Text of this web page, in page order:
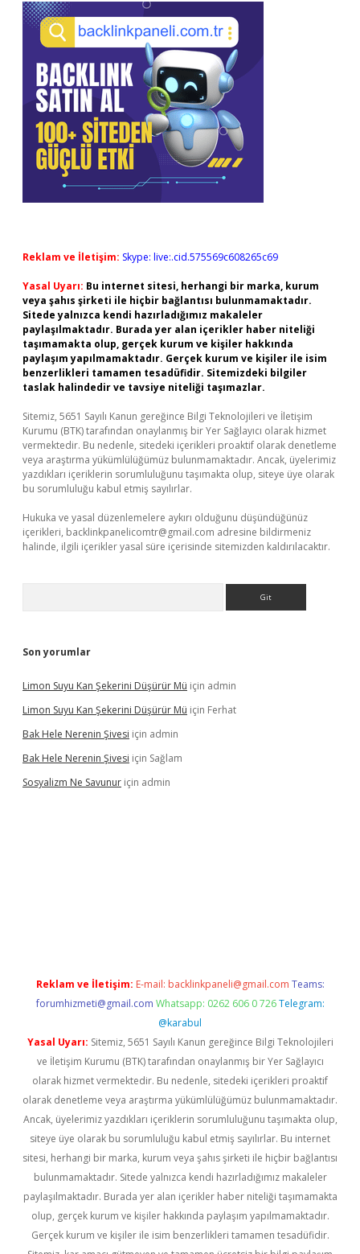
Reklam ve İletişim: Skype: live:.cid.575569c608265c69
Yasal Uyarı: Bu internet sitesi, herhangi bir marka, kurum
veya şahıs şirketi ile hiçbir bağlantısı bulunmamaktadır.
Sitede yalnızca kendi hazırladığımız makaleler
paylaşılmaktadır. Burada yer alan içerikler haber niteliği
taşımamakta olup, gerçek kurum ve kişiler hakkında
paylaşım yapılmamaktadır. Gerçek kurum ve kişiler ile isim
benzerlikleri tamamen tesadüfidir. Sitemizdeki bilgiler
taslak halindedir ve tavsiye niteliği taşımazlar.
Sitemiz, 5651 Sayılı Kanun gereğince Bilgi Teknolojileri ve İletişim
Kurumu (BTK) tarafından onaylanmış bir Yer Sağlayıcı olarak hizmet
vermektedir. Bu nedenle, sitedeki içerikleri proaktif olarak denetleme
veya araştırma yükümlülüğümüz bulunmamaktadır. Ancak, üyelerimiz
yazdıkları içeriklerin sorumluluğunu taşımakta olup, siteye üye olarak
bu sorumluluğu kabul etmiş sayılırlar.
Hukuka ve yasal düzenlemelere aykırı olduğunu düşündüğünüz
içerikleri, backlinkpanelicomtr@gmail.com adresine bildirmeniz
halinde, ilgili içerikler yasal süre içerisinde sitemizden kaldırılacaktır.
Son yorumlar
Limon Suyu Kan Şekerini Düşürür Mü için admin
Limon Suyu Kan Şekerini Düşürür Mü için Ferhat
Bak Hele Nerenin Şivesi için admin
Bak Hele Nerenin Şivesi için Sağlam
Sosyalizm Ne Savunur için admin
Reklam ve İletişim: E-mail: backlinkpaneli@gmail.com Teams:
forumhizmeti@gmail.com Whatsapp: 0262 606 0 726 Telegram:
@karabul
Yasal Uyarı: Sitemiz, 5651 Sayılı Kanun gereğince Bilgi Teknolojileri
ve İletişim Kurumu (BTK) tarafından onaylanmış bir Yer Sağlayıcı
olarak hizmet vermektedir. Bu nedenle, sitedeki içerikleri proaktif
olarak denetleme veya araştırma yükümlülüğümüz bulunmamaktadır.
Ancak, üyelerimiz yazdıkları içeriklerin sorumluluğunu taşımakta olup,
siteye üye olarak bu sorumluluğu kabul etmiş sayılırlar. Bu internet
sitesi, herhangi bir marka, kurum veya şahıs şirketi ile hiçbir bağlantısı
bulunmamaktadır. Sitede yalnızca kendi hazırladığımız makaleler
paylaşılmaktadır. Burada yer alan içerikler haber niteliği taşımamakta
olup, gerçek kurum ve kişiler hakkında paylaşım yapılmamaktadır.
Gerçek kurum ve kişiler ile isim benzerlikleri tamamen tesadüfidir.